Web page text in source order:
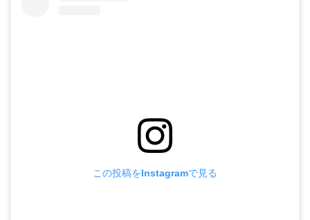
この投稿をInstagramで見る